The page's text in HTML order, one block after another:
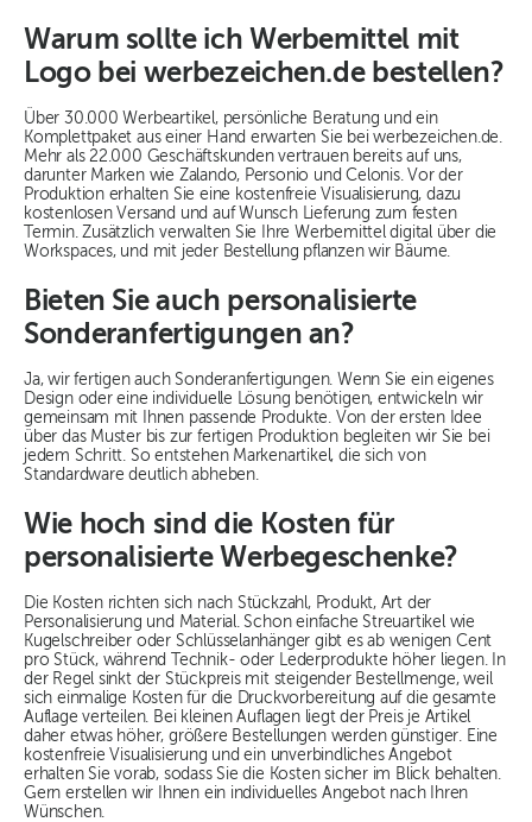
Warum sollte ich Werbemittel mit
Logo bei werbezeichen.de bestellen?
Über 30.000 Werbeartikel, persönliche Beratung und ein
Komplettpaket aus einer Hand erwarten Sie bei werbezeichen.de.
Mehr als 22.000 Geschäftskunden vertrauen bereits auf uns,
darunter Marken wie Zalando, Personio und Celonis. Vor der
Produktion erhalten Sie eine kostenfreie Visualisierung, dazu
kostenlosen Versand und auf Wunsch Lieferung zum festen
Termin. Zusätzlich verwalten Sie Ihre Werbemittel digital über die
Workspaces, und mit jeder Bestellung pflanzen wir Bäume.
Bieten Sie auch personalisierte
Sonderanfertigungen an?
Ja, wir fertigen auch Sonderanfertigungen. Wenn Sie ein eigenes
Design oder eine individuelle Lösung benötigen, entwickeln wir
gemeinsam mit Ihnen passende Produkte. Von der ersten Idee
über das Muster bis zur fertigen Produktion begleiten wir Sie bei
jedem Schritt. So entstehen Markenartikel, die sich von
Standardware deutlich abheben.
Wie hoch sind die Kosten für
personalisierte Werbegeschenke?
Die Kosten richten sich nach Stückzahl, Produkt, Art der
Personalisierung und Material. Schon einfache Streuartikel wie
Kugelschreiber oder Schlüsselanhänger gibt es ab wenigen Cent
pro Stück, während Technik- oder Lederprodukte höher liegen. In
der Regel sinkt der Stückpreis mit steigender Bestellmenge, weil
sich einmalige Kosten für die Druckvorbereitung auf die gesamte
Auflage verteilen. Bei kleinen Auflagen liegt der Preis je Artikel
daher etwas höher, größere Bestellungen werden günstiger. Eine
kostenfreie Visualisierung und ein unverbindliches Angebot
erhalten Sie vorab, sodass Sie die Kosten sicher im Blick behalten.
Gern erstellen wir Ihnen ein individuelles Angebot nach Ihren
Wünschen.